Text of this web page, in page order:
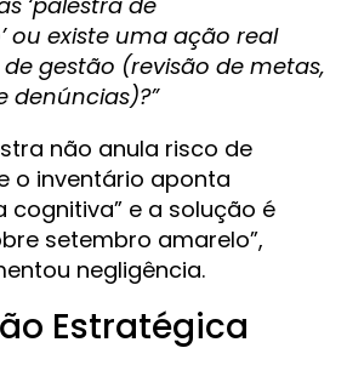
ou existe uma ação real
gestão (revisão de metas,
denúncias)?”
não anula risco de
o inventário aponta
cognitiva” e a solução é
setembro amarelo”,
negligência.
Estratégica